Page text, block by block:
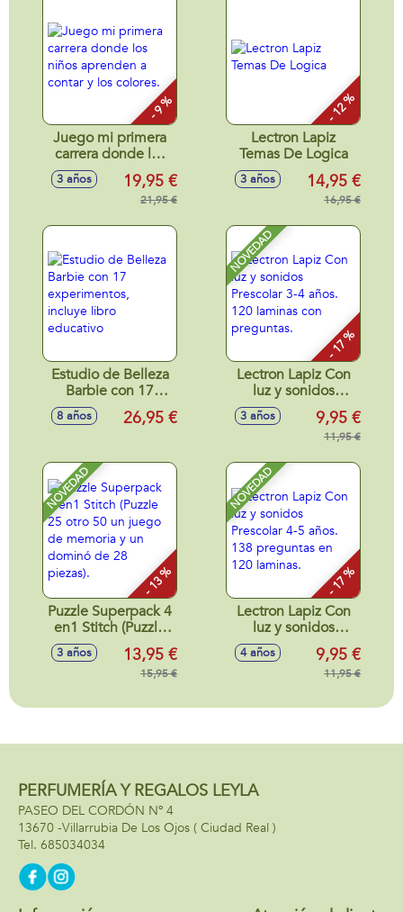
- 9 %
Juego mi primera
carrera donde los
niños aprenden a
contar y los colores.
3 años 19,95 €
21,95 €
- 12 %
Lectron Lapiz
Temas De Logica
3 años 14,95 €
16,95 €
Estudio de Belleza
Barbie con 17
experimentos,
incluye libro
8 años 26,95 €
NOVEDAD
- 17 %
Lectron Lapiz Con
luz y sonidos
Prescolar 3-4 años.
120 laminas con
preguntas.
3 años 9,95 €
11,95 €
NOVEDAD
- 13 %
Puzzle Superpack 4
en1 Stitch (Puzzle
25 otro 50 un juego
de memoria y un
dominó de 28
3 años 13,95 €
15,95 €
NOVEDAD
- 17 %
Lectron Lapiz Con
luz y sonidos
Prescolar 4-5 años.
138 preguntas en
120 laminas.
4 años 9,95 €
11,95 €
PERFUMERÍA Y REGALOS LEYLA
PASEO DEL CORDÓN Nº 4
13670 -Villarrubia De Los Ojos ( Ciudad Real )
685034034